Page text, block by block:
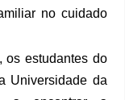
no cuidado
os estudantes do
Universidade da